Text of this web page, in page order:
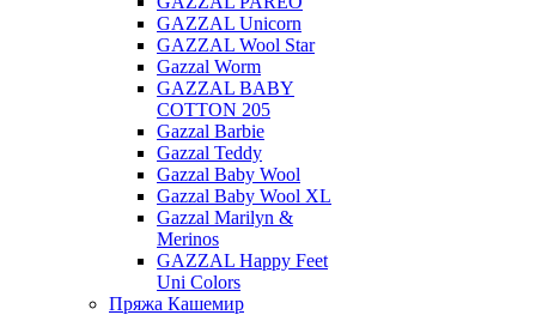
GAZZAL Unicorn
GAZZAL Wool Star
Gazzal Worm
GAZZAL BABY
COTTON 205
Gazzal Barbie
Gazzal Teddy
Gazzal Baby Wool
Gazzal Baby Wool XL
Gazzal Marilyn &
Merinos
GAZZAL Happy Feet
Uni Colors
Пряжа Кашемир